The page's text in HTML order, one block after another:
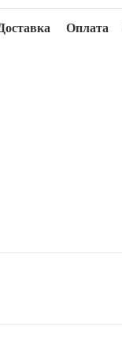
Оплата